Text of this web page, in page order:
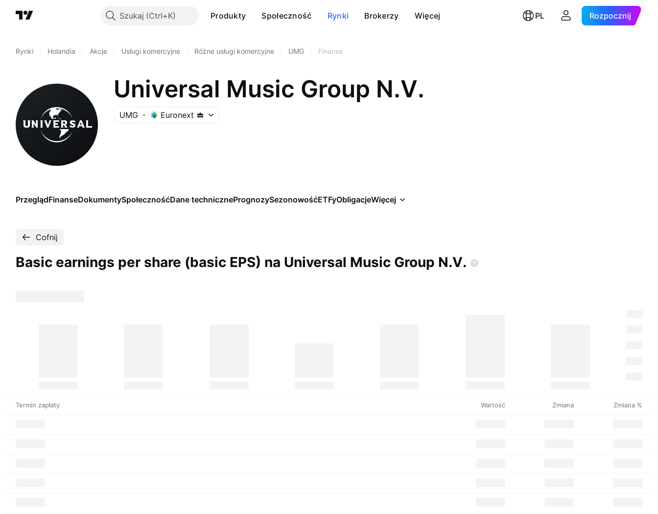
Szukaj Produkty Społeczność Rynki Brokerzy Więcej PL Rozpocznij
Rynki Holandia Akcje Usługi komercyjne Różne usługi komercyjne UMG Finanse
Universal Music Group N.V.
UMG Euronext
PrzeglądFinanseDokumentySpołecznośćDane technicznePrognozySezonowośćETFyObligacjeWięcej
Cofnij
Basic earnings per share (basic EPS) na Universal Music Group N.V.
Termin zapłaty Wartość Zmiana Zmiana %